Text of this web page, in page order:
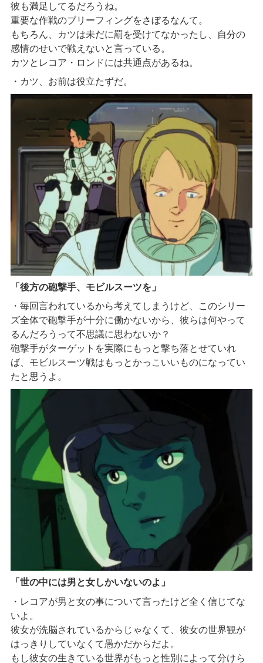
彼も満足してるだろうね。
重要な作戦のブリーフィングをさぼるなんて。
もちろん、カツは未だに罰を受けてなかったし、自分の
感情のせいで戦えないと言っている。
カツとレコア・ロンドには共通点があるね。
・カツ、お前は役立たずだ。
「後方の砲撃手、モビルスーツを」
・毎回言われているから考えてしまうけど、このシリー
ズ全体で砲撃手が十分に働かないから、彼らは何やって
るんだろうって不思議に思わないか？
砲撃手がターゲットを実際にもっと撃ち落とせていれ
ば、モビルスーツ戦はもっとかっこいいものになってい
たと思うよ。
「世の中には男と女しかいないのよ」
・レコアが男と女の事について言ったけど全く信じてな
いよ。
彼女が洗脳されているからじゃなくて、彼女の世界観が
はっきりしていなくて愚かだからだよ。
もし彼女の生きている世界がもっと性別によって分けら